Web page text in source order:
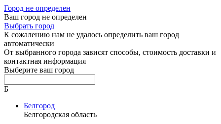
Город не определен
Ваш город не определен
Выбрать город
К сожалению нам не удалось определить ваш город
автоматически
От выбранного города зависят способы, стоимость доставки и
контактная информация
Выберите ваш город
Б
Белгород
Белгородская область